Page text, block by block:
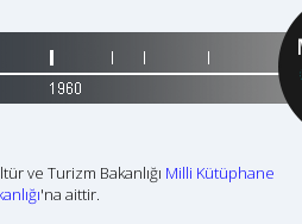
ve Turizm Bakanlığı Milli Kütüphane
'na aittir.